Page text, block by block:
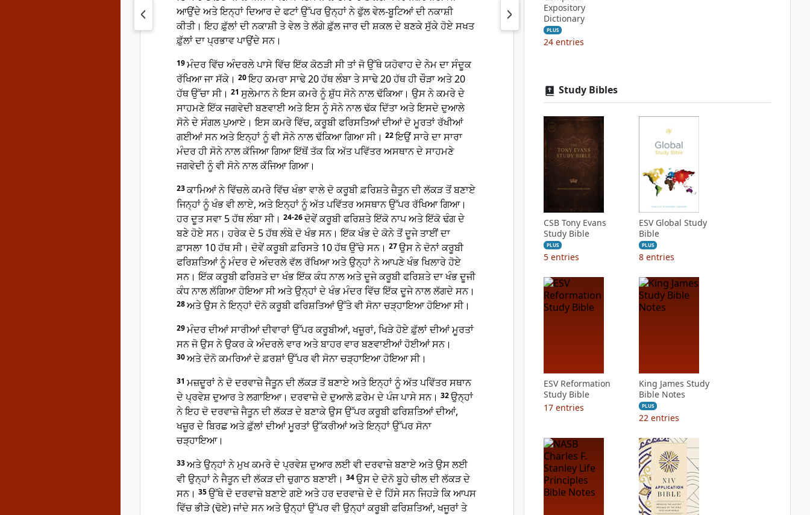
ਆਉਂਦੇ ਅਤੇ ਇਨ੍ਹਾਂ ਦਿਆਰ ਦੇ ਫਟਾਂ ਉੱਪਰ ਉਨ੍ਹਾਂ ਨੇ ਫੁੱਲ ਵੇਲ-ਬੂਟਿਆਂ ਦੀ ਨਕਾਸ਼ੀ
ਕੀਤੀ। ਇਹ ਫ਼ੁੱਲਾਂ ਦੀ ਨਕਾਸ਼ੀ ਤੇ ਵੇਲ ਤੇ ਲੱਗੇ ਫ਼ੁੱਲ ਜਾਰ ਦੀ ਸ਼ਕਲ ਦੇ ਬਣਕੇ ਸੁੱਕੇ ਹੋਏ ਸਖਤ
ਫ਼ੁੱਲਾਂ ਦਾ ਪ੍ਰਭਾਵ ਪਾਉਂਦੇ ਸਨ।
19ਮੰਦਰ ਵਿੱਚ ਅੰਦਰਲੇ ਪਾਸੇ ਵਿੱਚ ਇੱਕ ਕੋਠੜੀ ਸੀ ਤਾਂ ਜੋ ਉੱਥੇ ਯਹੋਵਾਹ ਦੇ ਨੇਮ ਦਾ ਸੰਦੂਕ
ਰੱਖਿਆ ਜਾ ਸੱਕੇ। 20ਇਹ ਕਮਰਾ ਸਾਢੇ 20 ਹੱਥ ਲੰਬਾ ਤੇ ਸਾਢੇ 20 ਹੱਥ ਹੀ ਚੌੜਾ ਅਤੇ 20
ਹੱਥ ਉੱਚਾ ਸੀ। 21 ਸੁਲੇਮਾਨ ਨੇ ਇਸ ਕਮਰੇ ਨੂੰ ਸ਼ੁੱਧ ਸੋਨੇ ਨਾਲ ਢੱਕਿਆ। ਉਸ ਨੇ ਕਮਰੇ ਦੇ
ਸਾਹਮਣੇ ਇੱਕ ਜਗਵੇਦੀ ਬਣਵਾਈ ਅਤੇ ਇਸ ਨੂੰ ਸੋਨੇ ਨਾਲ ਢੱਕ ਦਿੱਤਾ ਅਤੇ ਇਸਦੇ ਦੁਆਲੇ
ਸੋਨੇ ਦੇ ਸੰਗਲ ਪੁਆਏ। ਇਸ ਕਮਰੇ ਵਿੱਚ, ਕਰੂਬੀ ਫਰਿਸਤਿਆਂ ਦੀਆਂ ਦੋ ਮੂਰਤਾਂ ਰੱਖੀਆਂ
ਗਈਆਂ ਸਨ ਅਤੇ ਇਨ੍ਹਾਂ ਨੂੰ ਵੀ ਸੋਨੇ ਨਾਲ ਢੱਕਿਆ ਗਿਆ ਸੀ। 22ਇਉਂ ਸਾਰੇ ਦਾ ਸਾਰਾ
ਮੰਦਰ ਹੀ ਸੋਨੇ ਨਾਲ ਕੱਜਿਆ ਗਿਆ ਇੱਥੋਂ ਤੱਕ ਕਿ ਅੱਤ ਪਵਿੱਤਰ ਅਸਥਾਨ ਦੇ ਸਾਹਮਣੇ
ਜਗਵੇਦੀ ਨੂੰ ਵੀ ਸੋਨੇ ਨਾਲ ਕੱਜਿਆ ਗਿਆ।
23ਕਾਮਿਆਂ ਨੇ ਵਿੱਚਲੇ ਕਮਰੇ ਵਿੱਚ ਖੰਭਾ ਵਾਲੇ ਦੋ ਕਰੂਬੀ ਫ਼ਰਿਸ਼ਤੇ ਜ਼ੈਤੂਨ ਦੀ ਲੱਕੜ ਤੋਂ ਬਣਾਏ
ਜਿਨ੍ਹਾਂ ਨੂੰ ਖੰਭ ਵੀ ਲਾਏ, ਅਤੇ ਇਨ੍ਹਾਂ ਨੂੰ ਅੱਤ ਪਵਿੱਤਰ ਅਸਥਾਨ ਉੱਪਰ ਰੱਖਿਆ ਗਿਆ।
ਹਰ ਦੂਤ ਸਵਾ 5 ਹੱਥ ਲੰਬਾ ਸੀ। 24-26ਦੋਵੇਂ ਕਰੂਬੀ ਫਰਿਸ਼ਤੇ ਇੱਕੋ ਨਾਪ ਅਤੇ ਇੱਕੋ ਢੰਗ ਦੇ
ਬਣੇ ਹੋਏ ਸਨ। ਹਰੇਕ ਦੇ 5 ਹੱਥ ਲੰਬੇ ਦੋ ਖੰਭ ਸਨ। ਇੱਕ ਖੰਭ ਦੇ ਕੋਨੇ ਤੋਂ ਦੂਜੇ ਤਾਈਂ ਦਾ
ਫ਼ਾਸਲਾ 10 ਹੱਥ ਸੀ। ਦੋਵੇਂ ਕਰੂਬੀ ਫ਼ਰਿਸਤੇ 10 ਹੱਥ ਉੱਚੇ ਸਨ। 27ਉਸ ਨੇ ਦੋਨਾਂ ਕਰੂਬੀ
ਫਰਿਸ਼ਤਿਆਂ ਨੂੰ ਮੰਦਰ ਦੇ ਅੰਦਰਲੇ ਵੱਲ ਰੱਖਿਆ ਅਤੇ ਉਨ੍ਹਾਂ ਨੇ ਆਪਣੇ ਖੰਭ ਖਿਲਾਰੇ ਹੋਏ
ਸਨ। ਇੱਕ ਕਰੂਬੀ ਫਰਿਸ਼ਤੇ ਦਾ ਖੰਭ ਇੱਕ ਕੰਧ ਨਾਲ ਅਤੇ ਦੂਜੇ ਕਰੂਬੀ ਫਰਿਸ਼ਤੇ ਦਾ ਖੰਭ ਦੂਜੀ
ਕੰਧ ਨਾਲ ਲੱਗਿਆ ਹੋਇਆ ਸੀ ਅਤੇ ਉਨ੍ਹਾਂ ਦੇ ਖੰਭ ਮੰਦਰ ਵਿੱਚ ਇੱਕ ਦੂਜੇ ਨਾਲ ਲੱਗਦੇ ਸਨ।
28ਅਤੇ ਉਸ ਨੇ ਇਨ੍ਹਾਂ ਦੋਨੋ ਕਰੂਬੀ ਫਰਿਸ਼ਤਿਆਂ ਉੱਤੇ ਵੀ ਸੋਨਾ ਚੜ੍ਹਾਇਆ ਹੋਇਆ ਸੀ।
29ਮੰਦਰ ਦੀਆਂ ਸਾਰੀਆਂ ਦੀਵਾਰਾਂ ਉੱਪਰ ਕਰੂਬੀਆਂ, ਖਜ਼ੂਰਾਂ, ਖਿੜੇ ਹੋਏ ਫ਼ੁੱਲਾਂ ਦੀਆਂ ਮੂਰਤਾਂ
ਸਨ ਜੋ ਉਸ ਨੇ ਉਕਰ ਕੇ ਅੰਦਰਲੇ ਵਾਰ ਅਤੇ ਬਾਹਰ ਵਾਰ ਬਣਵਾਈਆਂ ਹੋਈਆਂ ਸਨ।
30ਅਤੇ ਦੋਨੋ ਕਮਰਿਆਂ ਦੇ ਫ਼ਰਸ਼ਾਂ ਉੱਪਰ ਵੀ ਸੋਨਾ ਚੜ੍ਹਾਇਆ ਹੋਇਆ ਸੀ।
31 ਮਜ਼ਦੂਰਾਂ ਨੇ ਦੋ ਦਰਵਾਜ਼ੇ ਜੈਤੂਨ ਦੀ ਲੱਕੜ ਤੋਂ ਬਣਾਏ ਅਤੇ ਇਨ੍ਹਾਂ ਨੂੰ ਅੱਤ ਪਵਿੱਤਰ ਸਥਾਨ
ਦੇ ਪ੍ਰਵੇਸ਼ ਦੁਆਰ ਤੇ ਲਗਾਇਆ। ਦਰਵਾਜ਼ੇ ਦੇ ਦੁਆਲੇ ਫ਼ਰੇਮ ਦੇ ਪੰਜ ਪਾਸੇ ਸਨ। 32ਉਨ੍ਹਾਂ
ਨੇ ਇਹ ਦੋ ਦਰਵਾਜ਼ੇ ਜੈਤੂਨ ਦੀ ਲੱਕੜ ਦੇ ਬਣਾਕੇ ਉਸ ਉੱਪਰ ਕਰੂਬੀ ਫਰਿਸ਼ਤਿਆਂ ਦੀਆਂ,
ਖਜ਼ੂਰ ਦੇ ਬਿਰਛ ਅਤੇ ਫ਼ੁੱਲਾਂ ਦੀਆਂ ਮੂਰਤਾਂ ਉੱਕਰੀਆਂ ਅਤੇ ਇਨ੍ਹਾਂ ਉੱਪਰ ਸੋਨਾ
ਚੜ੍ਹਾਇਆ।
33ਅਤੇ ਉਨ੍ਹਾਂ ਨੇ ਮੁਖ ਕਮਰੇ ਦੇ ਪ੍ਰਵੇਸ਼ ਦੁਆਰ ਲਈ ਵੀ ਦਰਵਾਜ਼ੇ ਬਣਾਏ ਅਤੇ ਉਸ ਲਈ
ਵੀ ਉਨ੍ਹਾਂ ਨੇ ਜੈਤੂਨ ਦੀ ਲੱਕੜ ਦੀ ਚੁਗਾਠ ਬਣਾਈ। 34ਉਸ ਦੇ ਦੋਨੋ ਬੂਹੇ ਚੀਲ ਦੀ ਲੱਕੜ ਦੇ
ਸਨ। 35ਉੱਥੇ ਦੋ ਦਰਵਾਜ਼ੇ ਬਣਾਏ ਗਏ ਅਤੇ ਹਰ ਦਰਵਾਜ਼ੇ ਦੇ ਦੋ ਹਿੱਸੇ ਸਨ ਜਿਹੜੇ ਕਿ ਆਪਸ
ਵਿੱਚ ਭੀੜੇ (ਢੋਏ) ਜਾਂਦੇ ਸਨ ਅਤੇ ਉਨ੍ਹਾਂ ਉੱਪਰ ਵੀ ਉਨ੍ਹਾਂ ਕਰੂਬੀ ਫਰਿਸ਼ਤਿਆਂ, ਖਜੂਰਾਂ ਤੇ
Expository
Dictionary
PLUS
24 entries
Study Bibles
CSB Tony Evans
Study Bible
PLUS
5 entries
ESV Global Study
Bible
PLUS
8 entries
ESV Reformation
Study Bible
17 entries
King James Study
Bible Notes
PLUS
22 entries